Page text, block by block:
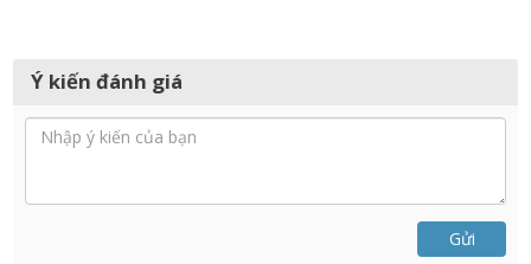
Ý kiến đánh giá
Gửi